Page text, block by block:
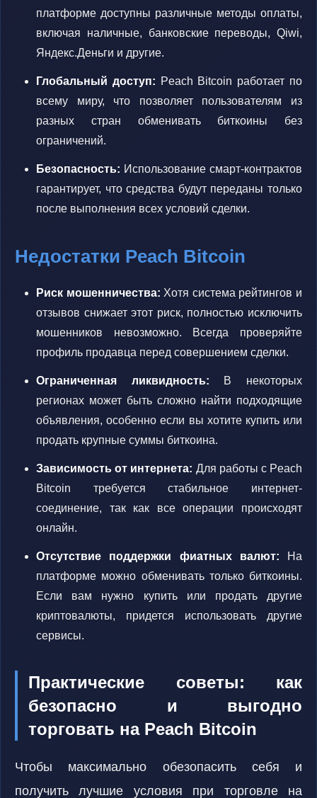
платформе доступны различные методы оплаты,
включая наличные, банковские переводы, Qiwi,
Яндекс.Деньги и другие.
Глобальный доступ: Peach Bitcoin работает по
всему миру, что позволяет пользователям из
разных стран обменивать биткоины без
ограничений.
Безопасность: Использование смарт-контрактов
гарантирует, что средства будут переданы только
после выполнения всех условий сделки.
Недостатки Peach Bitcoin
Риск мошенничества: Хотя система рейтингов и
отзывов снижает этот риск, полностью исключить
мошенников невозможно. Всегда проверяйте
профиль продавца перед совершением сделки.
Ограниченная ликвидность: В некоторых
регионах может быть сложно найти подходящие
объявления, особенно если вы хотите купить или
продать крупные суммы биткоина.
Зависимость от интернета: Для работы с Peach
Bitcoin требуется стабильное интернет-
соединение, так как все операции происходят
онлайн.
Отсутствие поддержки фиатных валют: На
платформе можно обменивать только биткоины.
Если вам нужно купить или продать другие
криптовалюты, придется использовать другие
сервисы.
Практические советы: как
безопасно и выгодно
торговать на Peach Bitcoin
Чтобы максимально обезопасить себя и
получить лучшие условия при торговле на